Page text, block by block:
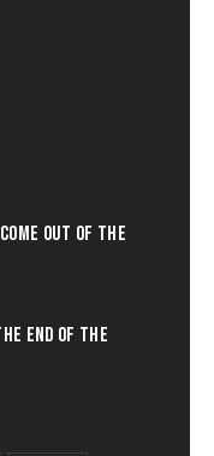
OUT OF THE
END OF THE